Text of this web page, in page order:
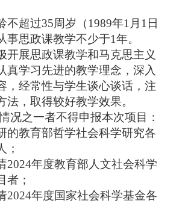
不超过35周岁（1989年1月1日
事思政课教学不少于1年。
开展思政课教学和马克思主义
真学习先进的教学理念，深入
，经常性与学生谈心谈话，注
法，取得较好教学效果。
况之一者不得申报本次项目：
的教育部哲学社会科学研究各
；
2024年度教育部人文社会科学
者；
2024年度国家社会科学基金各